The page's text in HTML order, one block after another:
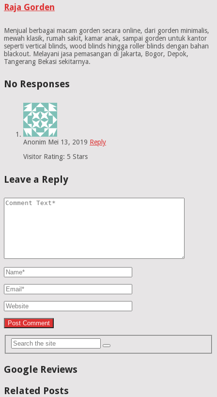
Raja Gorden
Menjual berbagai macam gorden secara online, dari gorden minimalis,
mewah klasik, rumah sakit, kamar anak, sampai gorden untuk kantor
seperti vertical blinds, wood blinds hingga roller blinds dengan bahan
blackout. Melayani jasa pemasangan di Jakarta, Bogor, Depok,
Tangerang Bekasi sekitarnya.
No Responses
Anonim Mei 13, 2019 Reply
Visitor Rating: 5 Stars
Leave a Reply
Google Reviews
Related Posts